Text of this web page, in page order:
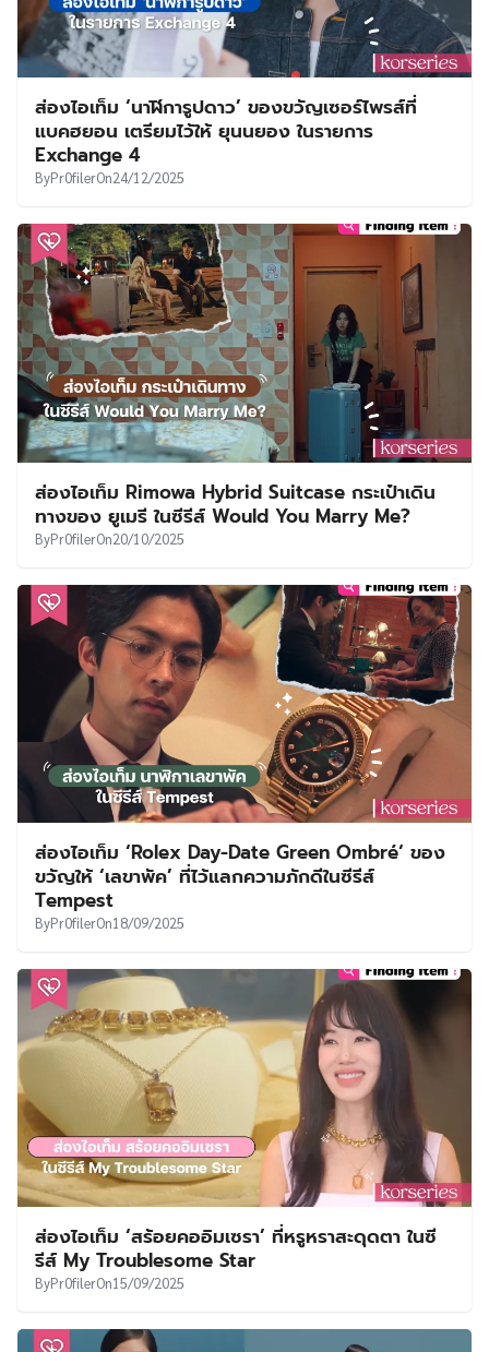
ส่องไอเท็ม ‘นาฬิการูปดาว’ ของขวัญเซอร์ไพรส์ที่
แบคฮยอน เตรียมไว้ให้ ยุนนยอง ในรายการ
Exchange 4
ByPr0filerOn24/12/2025
ส่องไอเท็ม Rimowa Hybrid Suitcase กระเป๋าเดิน
ทางของ ยูเมรี ในซีรีส์ Would You Marry Me?
ByPr0filerOn20/10/2025
ส่องไอเท็ม ‘Rolex Day-Date Green Ombré‘ ของ
ขวัญให้ ‘เลขาพัค’ ที่ไว้แลกความภักดีในซีรีส์
Tempest
ByPr0filerOn18/09/2025
ส่องไอเท็ม ‘สร้อยคออิมเซรา’ ที่หรูหราสะดุดตา ในซี
รีส์ My Troublesome Star
ByPr0filerOn15/09/2025